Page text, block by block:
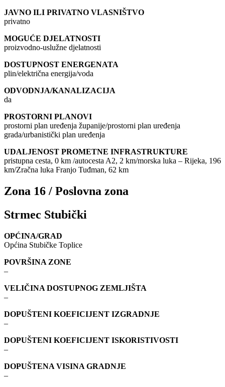
JAVNO ILI PRIVATNO VLASNIŠTVO
privatno
MOGUĆE DJELATNOSTI
proizvodno-uslužne djelatnosti
DOSTUPNOST ENERGENATA
plin/električna energija/voda
ODVODNJA/KANALIZACIJA
da
PROSTORNI PLANOVI
prostorni plan uređenja županije/prostorni plan uređenja
grada/urbanistički plan uređenja
UDALJENOST PROMETNE INFRASTRUKTURE
pristupna cesta, 0 km /autocesta A2, 2 km/morska luka – Rijeka, 196
km/Zračna luka Franjo Tuđman, 62 km
Zona 16 / Poslovna zona
Strmec Stubički
OPĆINA/GRAD
Općina Stubičke Toplice
POVRŠINA ZONE
–
VELIČINA DOSTUPNOG ZEMLJIŠTA
–
DOPUŠTENI KOEFICIJENT IZGRADNJE
–
DOPUŠTENI KOEFICIJENT ISKORISTIVOSTI
–
DOPUŠTENA VISINA GRADNJE
–